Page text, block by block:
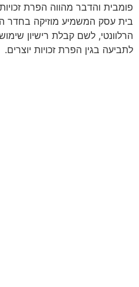
פומבית והדבר מהווה הפרת
בית עסק המשמיע מוזיקה בחדר
הרלוונטי, לשם קבלת רישיון
לתביעה בגין הפרת זכויות יוצרים.